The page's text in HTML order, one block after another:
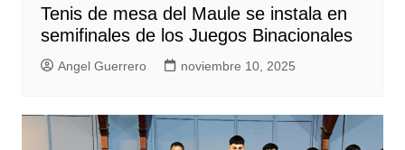
Tenis de mesa del Maule se instala en
semifinales de los Juegos Binacionales
Angel Guerrero noviembre 10, 2025